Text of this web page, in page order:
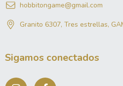
hobbitongame@gmail.com
Granito 6307, Tres estrellas,
Sigamos conectados